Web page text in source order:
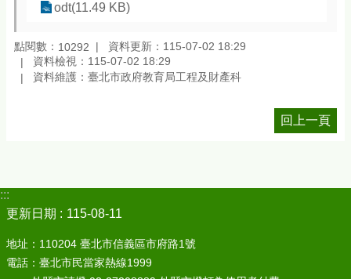
odt(11.49 KB)
點閱數： 10292
資料更新：115-07-02 18:29
資料檢視：115-07-02 18:29
資料維護：臺北市政府教育局工程及財產科
回上一頁
:::
更新日期
115-08-11
地址：110204 臺北市信義區市府路1號
電話：臺北市民當家熱線1999